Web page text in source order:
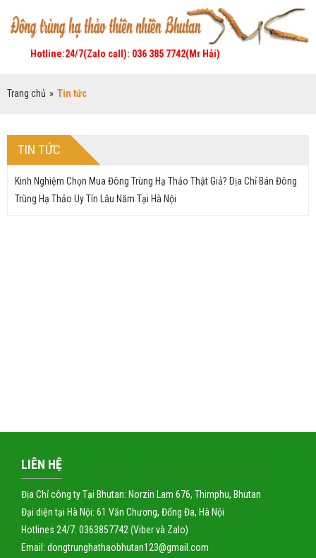
Hotline:24/7(Zalo call): 036 385 7742(Mr Hải)
Trang chủ » Tin tức
TIN TỨC
Kinh Nghiệm Chọn Mua Đông Trùng Hạ Thảo Thật Giả? Dịa Chỉ Bán Đông
Trùng Hạ Thảo Uy Tín Lâu Năm Tại Hà Nội
LIÊN HỆ
Địa Chỉ công ty Tại Bhutan: Norzin Lam 676, Thimphu, Bhutan
Đại diện tại Hà Nội: 61 Văn Chương, Đống Đa, Hà Nội
Hotlines 24/7: 0363857742 (Viber và Zalo)
Email: dongtrunghathaobhutan123@gmail.com